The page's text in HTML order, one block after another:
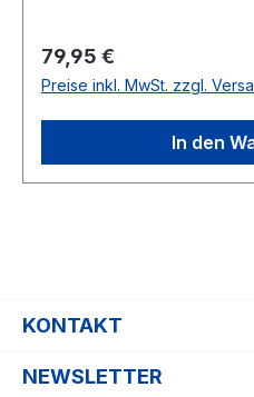
Regulärer Preis:
79,95 €
Preise inkl. MwSt. zzgl.
In den
KONTAKT
NEWSLETTER